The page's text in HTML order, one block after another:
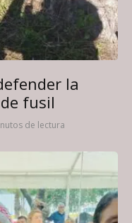
la
fusil
de lectura